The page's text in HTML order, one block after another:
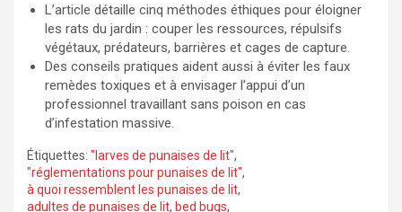
L’article détaille cinq méthodes éthiques pour éloigner
les rats du jardin : couper les ressources, répulsifs
végétaux, prédateurs, barrières et cages de capture.
Des conseils pratiques aident aussi à éviter les faux
remèdes toxiques et à envisager l’appui d’un
professionnel travaillant sans poison en cas
d’infestation massive.
Étiquettes: "larves de punaises de lit",
"réglementations pour punaises de lit",
à quoi ressemblent les punaises de lit,
adultes de punaises de lit, bed bugs,